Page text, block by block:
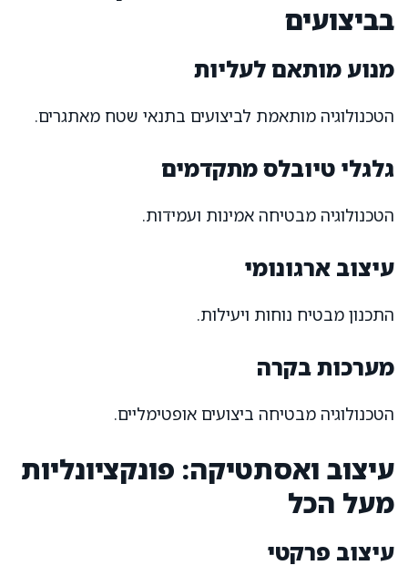
בביצועים
מנוע מותאם לעליות
הטכנולוגיה מותאמת לביצועים בתנאי שטח מאתגרים.
גלגלי טיובלס מתקדמים
הטכנולוגיה מבטיחה אמינות ועמידות.
עיצוב ארגונומי
התכנון מבטיח נוחות ויעילות.
מערכות בקרה
הטכנולוגיה מבטיחה ביצועים אופטימליים.
עיצוב ואסתטיקה: פונקציונליות
מעל הכל
עיצוב פרקטי